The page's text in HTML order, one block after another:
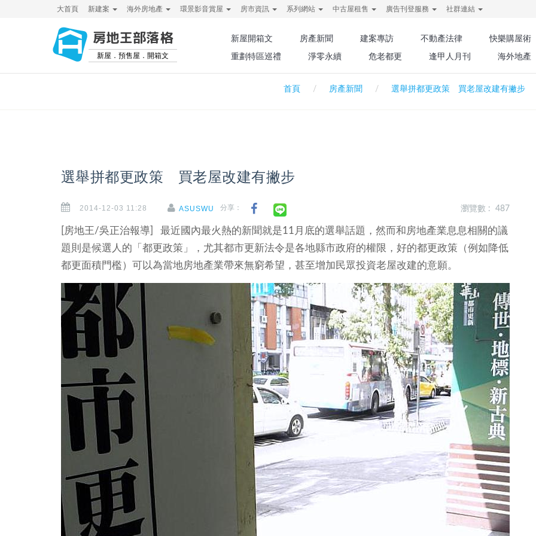
大首頁 新建案 海外房地產 環景影音賞屋 房市資訊 系列網站 中古屋租售 廣告刊登服務 社群連結
房地王部落格
新屋．預售屋．開箱文
新屋開箱文 房產新聞 建案專訪 不動產法律
快樂購屋術
重劃特區巡禮
淨零永續 危老都更 逢甲人月刊 海外地產
首頁 房產新聞 選舉拼都更政策 買老屋改建有撇步
選舉拼都更政策 買老屋改建有撇步
2014-12-03 11:28 ASUSWU 分享： 瀏覽數 : 487
[房地王/吳正治報導] 最近國內最火熱的新聞就是11月底的選舉話題，然而和房地產業息息相關的議
題則是候選人的「都更政策」，尤其都市更新法令是各地縣市政府的權限，好的都更政策（例如降低
都更面積門檻）可以為當地房地產業帶來無窮希望，甚至增加民眾投資老屋改建的意願。